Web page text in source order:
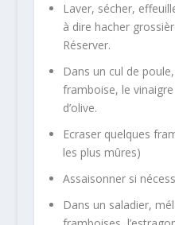
Laver, sécher,
à dire hacher
Réserver.
Dans un cul de
framboise, le vinaigre
d’olive.
Ecraser quelques
les plus mûres)
Assaisonner si
Dans un saladier,